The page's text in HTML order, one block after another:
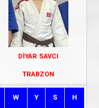
DİYAR SAVCI
TRABZON
W Y S H